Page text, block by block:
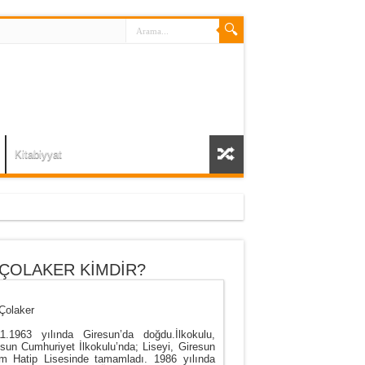
Kitabiyyat
KİMDİR?
yılında Giresun’da doğdu.İlkokulu,
Cumhuriyet İlkokulu’nda; Liseyi, Giresun
Hatip Lisesinde tamamladı. 1986 yılında